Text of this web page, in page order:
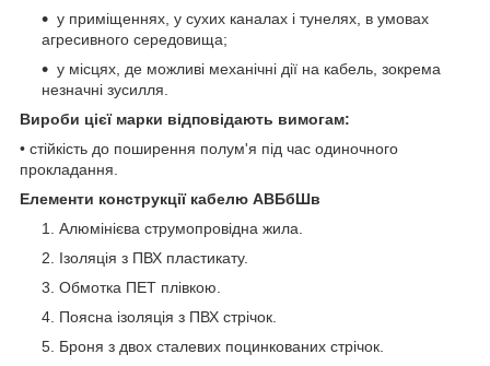
у приміщеннях, у сухих каналах і тунелях, в умовах
агресивного середовища;
у місцях, де можливі механічні дії на кабель, зокрема
незначні зусилля.
Вироби цієї марки відповідають вимогам:
• стійкість до поширення полум'я під час одиночного
прокладання.
Елементи конструкції кабелю АВБбШв
Алюмінієва струмопровідна жила.
Ізоляція з ПВХ пластикату.
Обмотка ПЕТ плівкою.
Поясна ізоляція з ПВХ стрічок.
Броня з двох сталевих поцинкованих стрічок.